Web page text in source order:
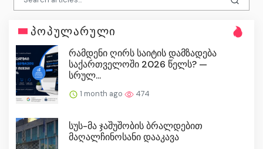
პოპულარული
რამდენი ღირს საიტის დამზადება
საქართველოში 2026 წელს? —
სრულ...
1 month ago 474
სუს-მა ჯაშუშობის ბრალდებით
მაღალჩინოსანი დააკავა